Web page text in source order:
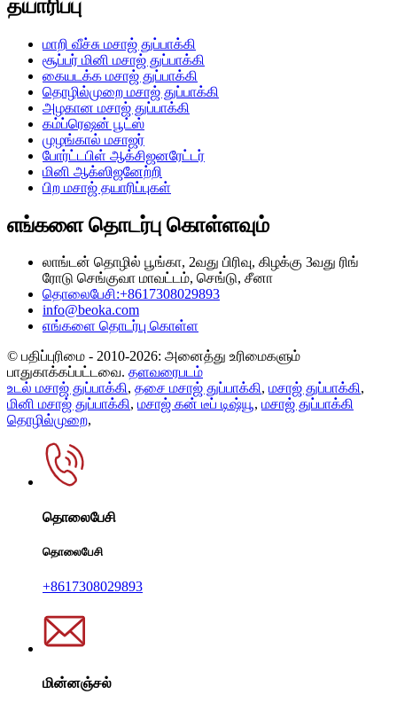
தயாரிப்பு
மாறி வீச்சு மசாஜ் துப்பாக்கி
சூப்பர் மினி மசாஜ் துப்பாக்கி
கையடக்க மசாஜ் துப்பாக்கி
தொழில்முறை மசாஜ் துப்பாக்கி
அழகான மசாஜ் துப்பாக்கி
கம்ப்ரெஷன் பூட்ஸ்
முழங்கால் மசாஜர்
போர்ட்டபிள் ஆக்சிஜனரேட்டர்
மினி ஆக்ஸிஜனேற்றி
பிற மசாஜ் தயாரிப்புகள்
எங்களை தொடர்பு கொள்ளவும்
லாங்டன் தொழில் பூங்கா, 2வது பிரிவு, கிழக்கு 3வது ரிங்
ரோடு செங்குவா மாவட்டம், செங்டு, சீனா
தொலைபேசி:+8617308029893
info@beoka.com
எங்களை தொடர்பு கொள்ள
© பதிப்புரிமை - 2010-2026: அனைத்து உரிமைகளும்
பாதுகாக்கப்பட்டவை. தளவரைபடம்
உடல் மசாஜ் துப்பாக்கி, தசை மசாஜ் துப்பாக்கி, மசாஜ் துப்பாக்கி,
மினி மசாஜ் துப்பாக்கி, மசாஜ் கன் டீப் டிஷ்யூ, மசாஜ் துப்பாக்கி
தொழில்முறை,
தொலைபேசி
தொலைபேசி
+8617308029893
மின்னஞ்சல்